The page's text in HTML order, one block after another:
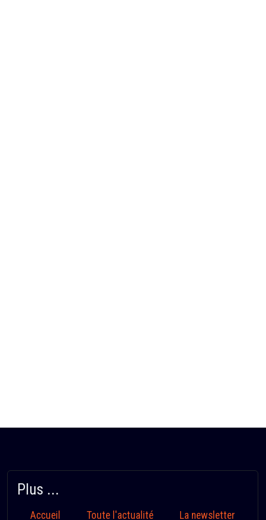
Plus ...
Accueil Toute l'actualité La newsletter